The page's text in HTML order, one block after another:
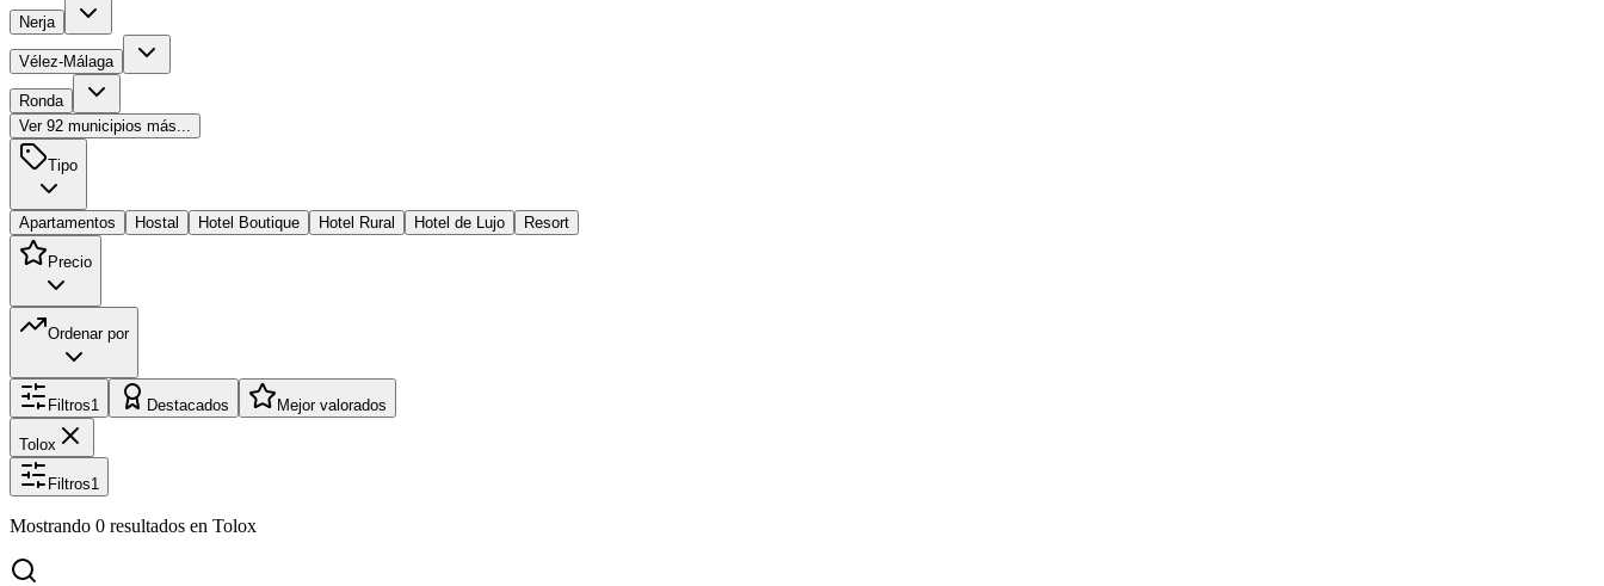
Nerja
Vélez-Málaga
Ronda
Ver 92 municipios más...
Tipo
Apartamentos Hostal Hotel Boutique Hotel Rural Hotel de Lujo Resort
Precio
Ordenar por
Filtros1 Destacados Mejor valorados
Tolox
Filtros1
Mostrando 0 resultados en Tolox